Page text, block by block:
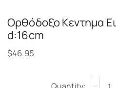
Ορθόδοξο Κεντημα
d:16cm
$46.95